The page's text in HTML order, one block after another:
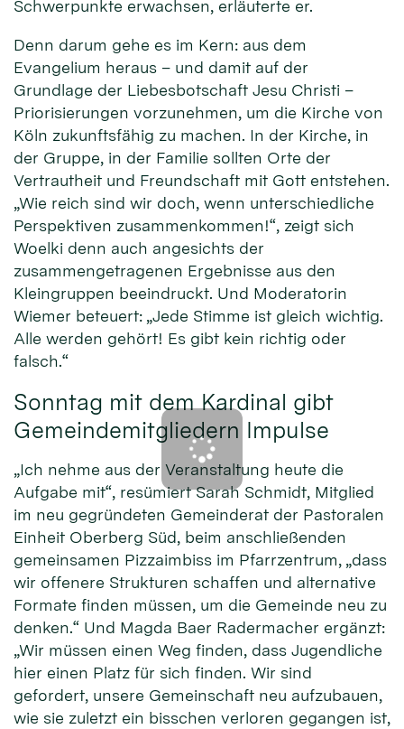
Schwerpunkte erwachsen, erläuterte er.
Denn darum gehe es im Kern: aus dem
Evangelium heraus – und damit auf der
Grundlage der Liebesbotschaft Jesu Christi –
Priorisierungen vorzunehmen, um die Kirche von
Köln zukunftsfähig zu machen. In der Kirche, in
der Gruppe, in der Familie sollten Orte der
Vertrautheit und Freundschaft mit Gott entstehen.
„Wie reich sind wir doch, wenn unterschiedliche
Perspektiven zusammenkommen!“, zeigt sich
Woelki denn auch angesichts der
zusammengetragenen Ergebnisse aus den
Kleingruppen beeindruckt. Und Moderatorin
Wiemer beteuert: „Jede Stimme ist gleich wichtig.
Alle werden gehört! Es gibt kein richtig oder
falsch.“
Sonntag mit dem Kardinal gibt
Gemeindemitgliedern Impulse
„Ich nehme aus der Veranstaltung heute die
Aufgabe mit“, resümiert Sarah Schmidt, Mitglied
im neu gegründeten Gemeinderat der Pastoralen
Einheit Oberberg Süd, beim anschließenden
gemeinsamen Pizzaimbiss im Pfarrzentrum, „dass
wir offenere Strukturen schaffen und alternative
Formate finden müssen, um die Gemeinde neu zu
denken.“ Und Magda Baer Radermacher ergänzt:
„Wir müssen einen Weg finden, dass Jugendliche
hier einen Platz für sich finden. Wir sind
gefordert, unsere Gemeinschaft neu aufzubauen,
wie sie zuletzt ein bisschen verloren gegangen ist,